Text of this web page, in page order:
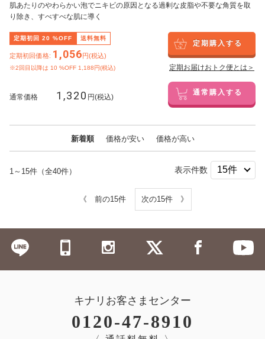
肌あたりのやわらかい泡でニキビの原因となる過剰な皮脂や不要な角質を取
り除き、すべすべな肌に導く
定期初回 20 %OFF 送料無料
定期初回価格: 1,056円(税込)
※2回目以降は 10 %OFF 1,188円(税込)
定期購入する
定期お届けおトク便とは＞
通常価格 1,320 円(税込) 通常購入する
新着順 価格が安い 価格が高い
1～15件（全40件） 表示件数
《 前の15件 次の15件 》
キナリお客さまセンター
0120-47-8910